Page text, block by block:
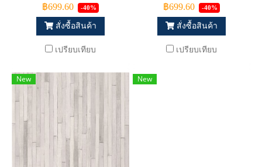
฿699.60 -40%
สั่งซื้อสินค้า
เปรียบเทียบ
฿699.60 -40%
สั่งซื้อสินค้า
เปรียบเทียบ
New New